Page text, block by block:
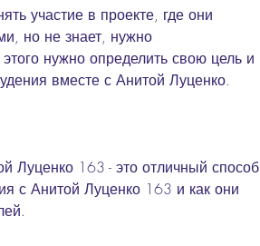
участие в проекте, где они
но не знает, нужно
нужно определить свою цель и
вместе с Анитой Луценко.
Луценко 163 - это отличный способ
с Анитой Луценко 163 и как они